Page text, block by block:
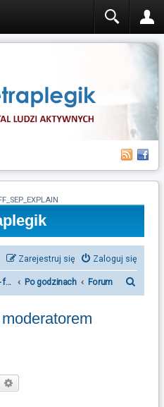
Zaloguj się
Zarejestruj się
forum ludzi po urazie rdzenia kręgowego
Po godzinach Forum
Szukaj